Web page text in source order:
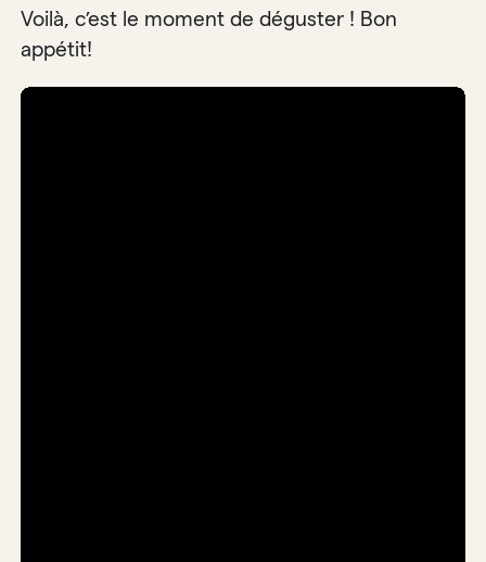
Voilà, c’est le moment de déguster ! Bon
appétit!